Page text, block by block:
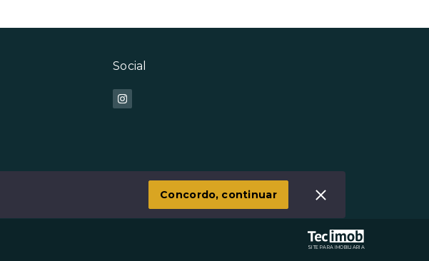
Social
SITE PARA IMOBILIARIA
Concordo, continuar